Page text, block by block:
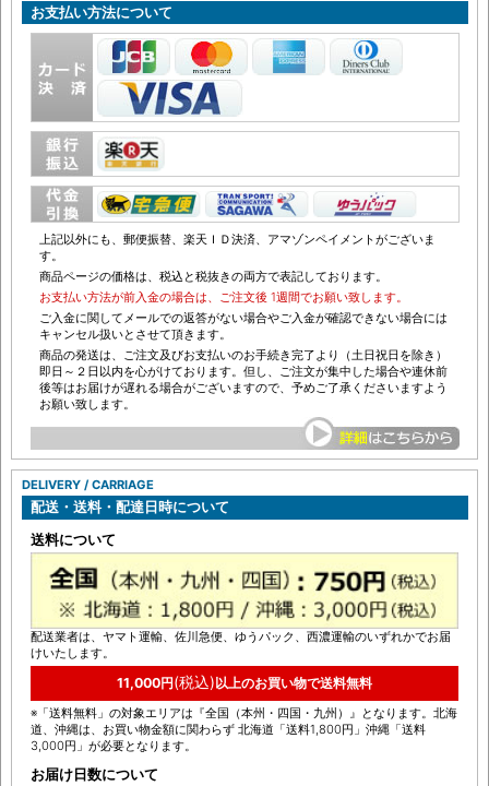
お支払い方法について
上記以外にも、郵便振替、楽天ＩＤ決済、アマゾンペイメントがございま
す。
商品ページの価格は、税込と税抜きの両方で表記しております。
お支払い方法が前入金の場合は、ご注文後 1週間でお願い致します。
ご入金に関してメールでの返答がない場合やご入金が確認できない場合には
キャンセル扱いとさせて頂きます。
商品の発送は、ご注文及びお支払いのお手続き完了より（土日祝日を除き）
即日～２日以内を心がけております。但し、ご注文が集中した場合や連休前
後等はお届けが遅れる場合がございますので、予めご了承くださいますよう
お願い致します。
DELIVERY / CARRIAGE
配送・送料・配達日時について
送料について
配送業者は、ヤマト運輸、佐川急便、ゆうパック、西濃運輸のいずれかでお届
けいたします。
11,000円(税込) 以上のお買い物で送料無料
※「送料無料」の対象エリアは『全国（本州・四国・九州）』となります。北海
道、沖縄は、お買い物金額に関わらず 北海道「送料1,800円」沖縄「送料
3,000円」が必要となります。
お届け日数について